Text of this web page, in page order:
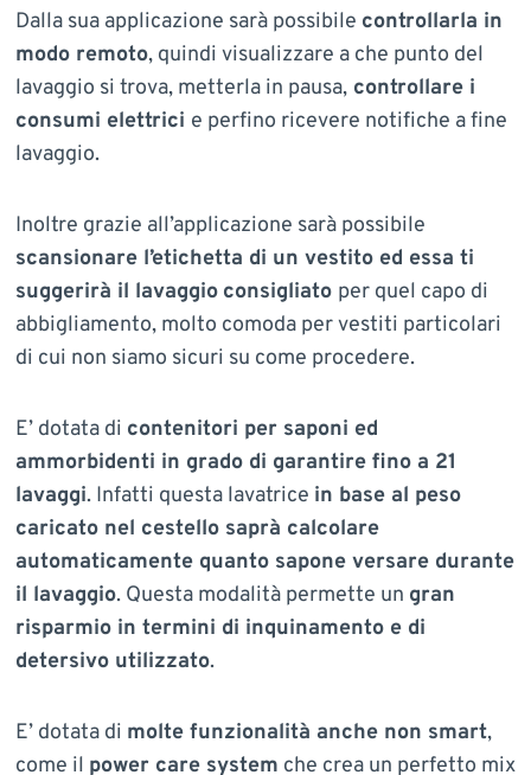
Dalla sua applicazione sarà possibile controllarla in
modo remoto, quindi visualizzare a che punto del
lavaggio si trova, metterla in pausa,controllare i
consumi elettrici e perfino ricevere notifiche a fine
lavaggio.
Inoltre grazie all’applicazione sarà possibile
scansionare l’etichetta di un vestito ed essa ti
suggerirà il lavaggio consigliato per quel capo di
abbigliamento, molto comoda per vestiti particolari
di cui non siamo sicuri su come procedere.
E’ dotata di contenitori per saponi ed
ammorbidenti in grado di garantire fino a 21
lavaggi. Infatti questa lavatrice in base al peso
caricato nel cestello saprà calcolare
automaticamente quanto sapone versare durante
il lavaggio. Questa modalità permette un gran
risparmio in termini di inquinamento e di
detersivo utilizzato.
E’ dotata di molte funzionalità anche non smart,
come il power care system che crea un perfetto mix